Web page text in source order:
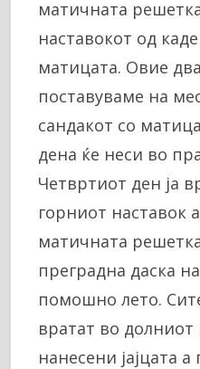
матичната
наставокот од
матицата. Овие
поставуваме на
сандакот со
дена ќе неси во
Четвртиот ден ја
горниот наставок
матичната
преградна даска
помошно лето.
вратат во долниот
нанесени јајцата а